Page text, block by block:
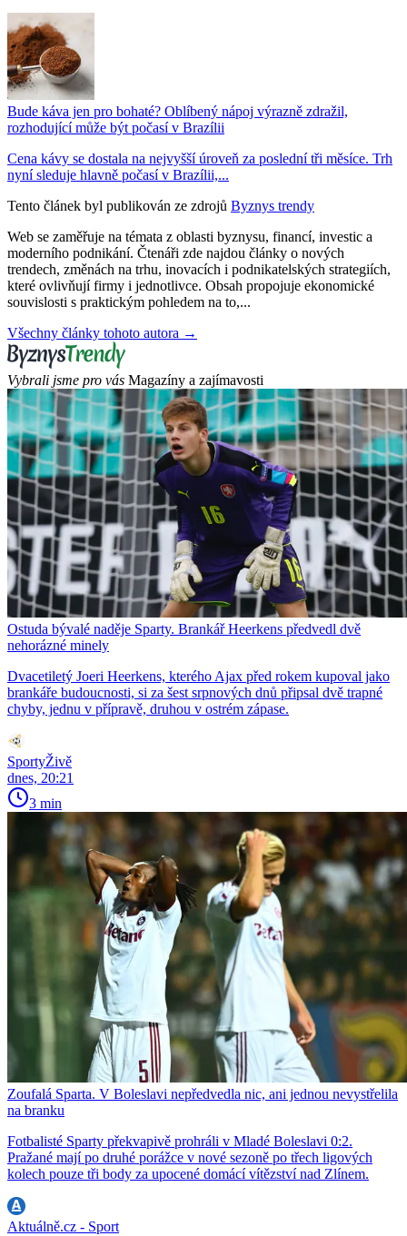
Bude káva jen pro bohaté? Oblíbený nápoj výrazně zdražil,
rozhodující může být počasí v Brazílii
Cena kávy se dostala na nejvyšší úroveň za poslední tři měsíce. Trh
nyní sleduje hlavně počasí v Brazílii,...
Tento článek byl publikován ze zdrojů Byznys trendy
Web se zaměřuje na témata z oblasti byznysu, financí, investic a
moderního podnikání. Čtenáři zde najdou články o nových
trendech, změnách na trhu, inovacích i podnikatelských strategiích,
které ovlivňují firmy i jednotlivce. Obsah propojuje ekonomické
souvislosti s praktickým pohledem na to,...
Všechny články tohoto autora →
Vybrali jsme pro vás Magazíny a zajímavosti
Ostuda bývalé naděje Sparty. Brankář Heerkens předvedl dvě
nehorázné minely
Dvacetiletý Joeri Heerkens, kterého Ajax před rokem kupoval jako
brankáře budoucnosti, si za šest srpnových dnů připsal dvě trapné
chyby, jednu v přípravě, druhou v ostrém zápase.
SportyŽivě
dnes, 20:21
3 min
Zoufalá Sparta. V Boleslavi nepředvedla nic, ani jednou nevystřelila
na branku
Fotbalisté Sparty překvapivě prohráli v Mladé Boleslavi 0:2.
Pražané mají po druhé porážce v nové sezoně po třech ligových
kolech pouze tři body za upocené domácí vítězství nad Zlínem.
Aktuálně.cz - Sport